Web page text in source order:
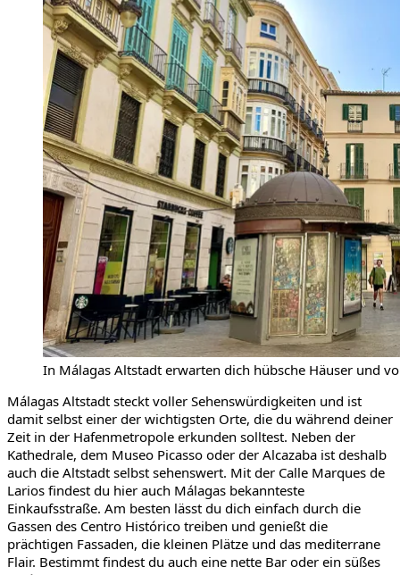
In Málagas Altstadt erwarten dich hübsche Häuser und
Málagas Altstadt steckt voller Sehenswürdigkeiten und ist
damit selbst einer der wichtigsten Orte, die du während deiner
Zeit in der Hafenmetropole erkunden solltest. Neben der
Kathedrale, dem Museo Picasso oder der Alcazaba ist deshalb
auch die Altstadt selbst sehenswert. Mit der Calle Marques de
Larios findest du hier auch Málagas bekannteste
Einkaufsstraße. Am besten lässt du dich einfach durch die
Gassen des Centro Histórico treiben und genießt die
prächtigen Fassaden, die kleinen Plätze und das mediterrane
Flair. Bestimmt findest du auch eine nette Bar oder ein süßes